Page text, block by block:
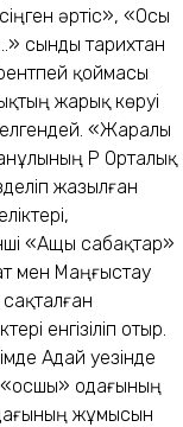
әртіс», «Осы
сынды тарихтан
қоймасы
жарық көруі
«Жаралы
ҚР Орталық
жазылған
«Ащы сабақтар»
мен Маңғыстау
енгізіліп отыр.
Адай уезінде
одағының
жұмысын